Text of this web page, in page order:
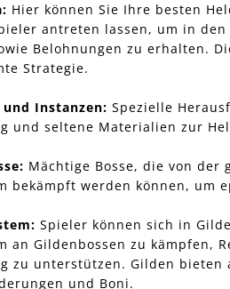
Hier können Sie Ihre besten
antreten lassen, um in
Belohnungen zu erhalten.
Strategie.
und Instanzen: Spezielle
und seltene Materialien zur
Mächtige Bosse, die von der
bekämpft werden können, um
Spieler können sich in
an Gildenbossen zu kämpfen,
zu unterstützen. Gilden bieten
und Boni.